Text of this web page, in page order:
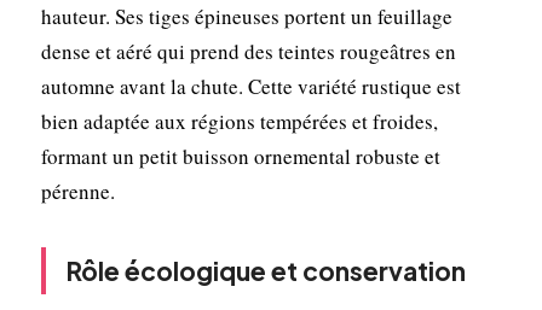
hauteur. Ses tiges épineuses portent un feuillage
dense et aéré qui prend des teintes rougeâtres en
automne avant la chute. Cette variété rustique est
bien adaptée aux régions tempérées et froides,
formant un petit buisson ornemental robuste et
pérenne.
Rôle écologique et conservation